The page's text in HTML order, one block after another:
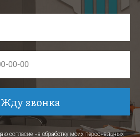
Жду звонка
согласиена обработку моих персональных